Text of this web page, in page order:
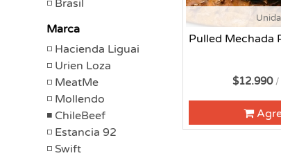
Brasil
Marca
Hacienda Liguai
Urien Loza
MeatMe
Mollendo
ChileBeef
Estancia 92
Swift
Pulled Mechada
$12.990 /